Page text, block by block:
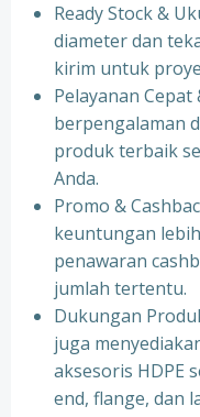
Ready Stock &
diameter dan
kirim untuk
Pelayanan
berpengalaman
produk terbaik
Anda.
Promo &
keuntungan
penawaran
jumlah tertentu.
Dukungan
juga
aksesoris HDPE
end, flange, dan